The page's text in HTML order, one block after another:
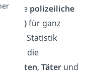
die polizeiliche
(PKS)für ganz
dieser Statistik
die
Straftaten,Täter und